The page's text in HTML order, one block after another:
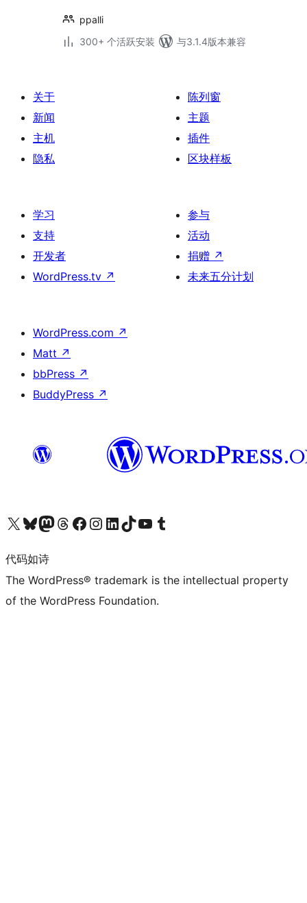
ppalli
300+ 个活跃安装
与3.1.4版本兼容
关于
新闻
主机
隐私
陈列窗
主题
插件
区块样板
学习
支持
开发者
WordPress.tv ↗
参与
活动
捐赠 ↗
未来五分计划
WordPress.com ↗
Matt ↗
bbPress ↗
BuddyPress ↗
关注我们的 X（原 Twitter）账号访问我们的 Bluesky 账号关注我们的 Mastodon 账号访问我们的 Threads 账号 访问我们的 Facebook 公共主页关注我们的 Instagram 账号 关注我们的 LinkedIn 主页访问我们的 TikTok 账号访问我们的 YouTube 频道 访问我们的 Tumblr 账号
代码如诗
The WordPress® trademark is the intellectual property
of the WordPress Foundation.